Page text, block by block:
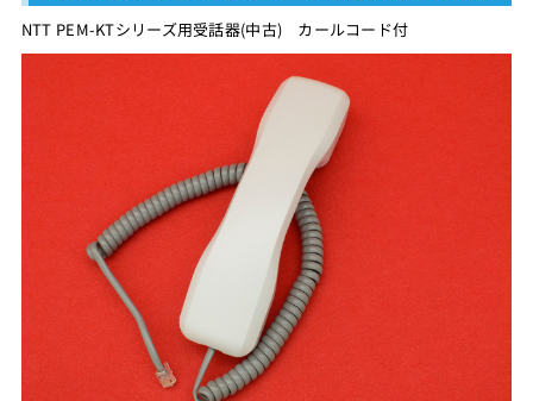
NTT PEM-KTシリーズ用受話器(中古) カールコード付